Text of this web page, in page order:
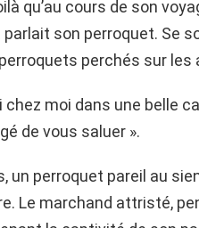
qu’au cours de son
parlait son perroquet. Se
perchés sur les
chez moi dans une belle
de vous saluer ».
un perroquet pareil au
Le marchand attristé,